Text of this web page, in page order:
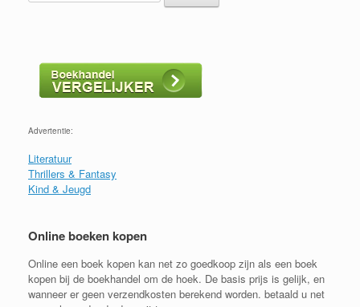
Advertentie:
Literatuur
Thrillers & Fantasy
Kind & Jeugd
Online boeken kopen
Online een boek kopen kan net zo goedkoop zijn als een boek
kopen bij de boekhandel om de hoek. De basis prijs is gelijk, en
wanneer er geen verzendkosten berekend worden. betaald u net